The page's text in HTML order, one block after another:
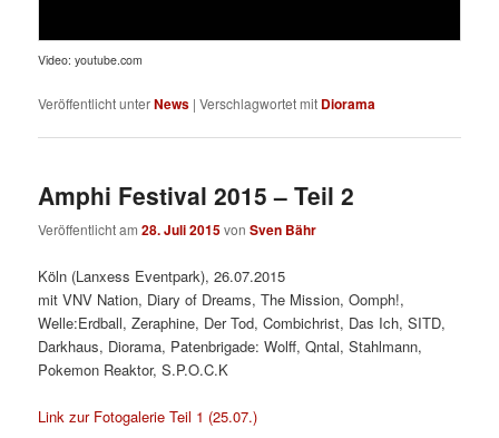
Video: youtube.com
Veröffentlicht unterNews |Verschlagwortet mit Diorama
Amphi Festival 2015 – Teil 2
Veröffentlicht am28. Juli 2015vonSven Bähr
Köln (Lanxess Eventpark), 26.07.2015
mit VNV Nation, Diary of Dreams, The Mission, Oomph!,
Welle:Erdball, Zeraphine, Der Tod, Combichrist, Das Ich, SITD,
Darkhaus, Diorama, Patenbrigade: Wolff, Qntal, Stahlmann,
Pokemon Reaktor, S.P.O.C.K
Link zur Fotogalerie Teil 1 (25.07.)